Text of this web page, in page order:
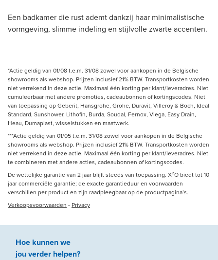
Een badkamer die rust ademt dankzij haar minimalistische
vormgeving, slimme indeling en stijlvolle zwarte accenten.
*Actie geldig van 01/08 t.e.m. 31/08 zowel voor aankopen in de Belgische
showrooms als webshop. Prijzen inclusief 21% BTW. Transportkosten worden
niet verrekend in deze actie. Maximaal één korting per klant/leveradres. Niet
cumuleerbaar met andere promoties, cadeaubonnen of kortingscodes. Niet
van toepassing op Geberit, Hansgrohe, Grohe, Duravit, Villeroy & Boch, Ideal
Standard, Sunshower, Lithofin, Burda, Soudal, Fernox, Viega, Easy Drain,
Heau, Dumaplast, wisselstukken en maatwerk.
***Actie geldig van 01/05 t.e.m. 31/08 zowel voor aankopen in de Belgische
showrooms als webshop. Prijzen inclusief 21% BTW. Transportkosten worden
niet verrekend in deze actie. Maximaal één korting per klant/leveradres. Niet
te combineren met andere acties, cadeaubonnen of kortingscodes.
De wettelijke garantie van 2 jaar blijft steeds van toepassing. X²O biedt tot 10
jaar commerciële garantie; de exacte garantieduur en voorwaarden
verschillen per product en zijn raadpleegbaar op de productpagina’s.
Verkoopsvoorwaarden - Privacy
Hoe kunnen we
jouverder helpen?